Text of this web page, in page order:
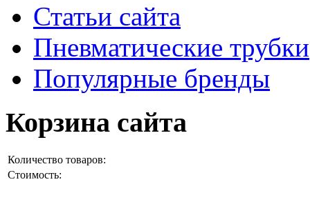
Статьи сайта
Пневматические трубки
Популярные бренды
Корзина сайта
Количество товаров:
Стоимость: